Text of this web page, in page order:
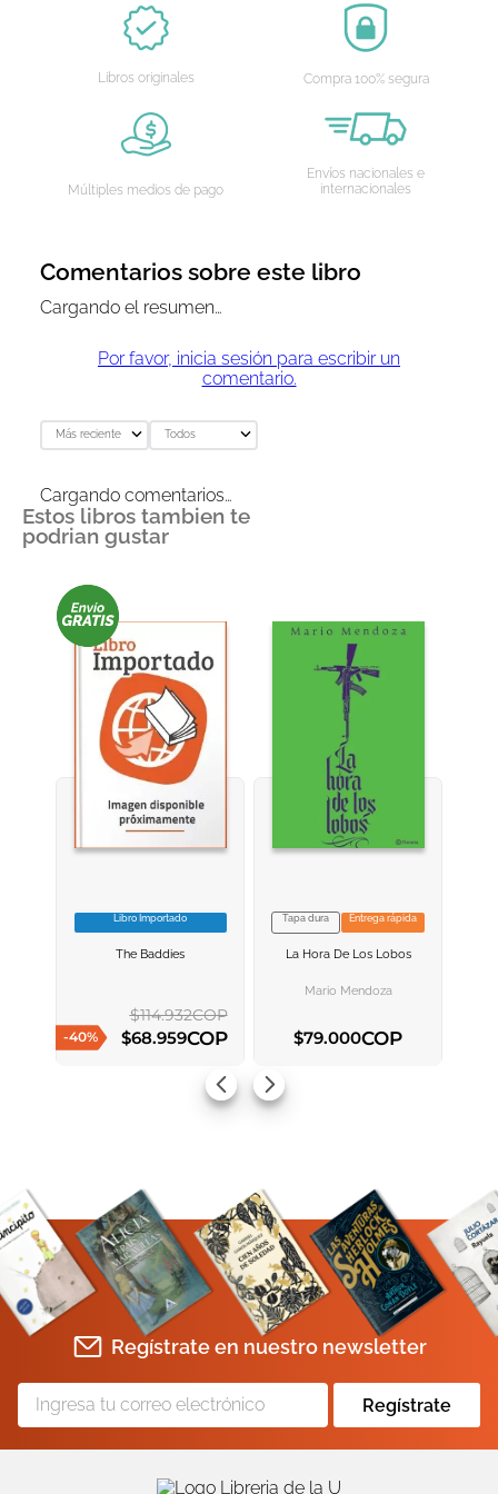
Libros originales Compra 100% segura
Múltiples medios de pago
Envíos nacionales e
internacionales
Comentarios sobre este libro
Cargando el resumen…
Por favor, inicia sesión para escribir un
comentario.
Más reciente Todos
Cargando comentarios…
Estos libros tambien te
podrian gustar
VER INFORMACION
Libro Importado
The Baddies
-40%
$114.932COP
$68.959COP
VER INFORMACION
Tapa dura Entrega rápida
La Hora De Los Lobos
Mario Mendoza
$79.000COP
Regístrate en nuestro newsletter
Regístrate